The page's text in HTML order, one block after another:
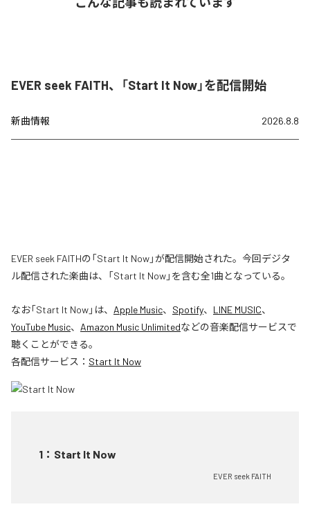
EVER seek FAITH、「Start It Now」を配信開始
新曲情報 2026.8.8
EVER seek FAITHの「Start It Now」が配信開始された。今回デジタ
ル配信された楽曲は、「Start It Now」を含む全1曲となっている。
なお「Start It Now」は、 Apple Music、 Spotify、 LINE MUSIC、
YouTube Music、 Amazon Music Unlimitedなどの音楽配信サービスで
聴くことができる。
各配信サービス： Start It Now
1 ： Start It Now
EVER seek FAITH